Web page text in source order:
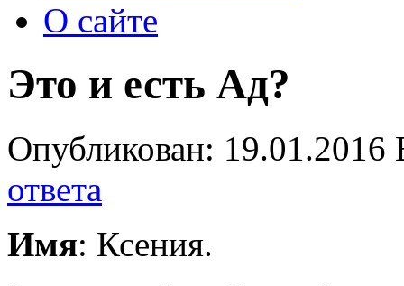
О сайте
Это и есть Ад?
Опубликован:
ответа
Имя: Ксения.